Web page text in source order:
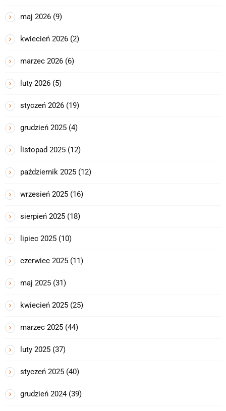
maj 2026 (9)
kwiecień 2026 (2)
marzec 2026 (6)
luty 2026 (5)
styczeń 2026 (19)
grudzień 2025 (4)
listopad 2025 (12)
październik 2025 (12)
wrzesień 2025 (16)
sierpień 2025 (18)
lipiec 2025 (10)
czerwiec 2025 (11)
maj 2025 (31)
kwiecień 2025 (25)
marzec 2025 (44)
luty 2025 (37)
styczeń 2025 (40)
grudzień 2024 (39)